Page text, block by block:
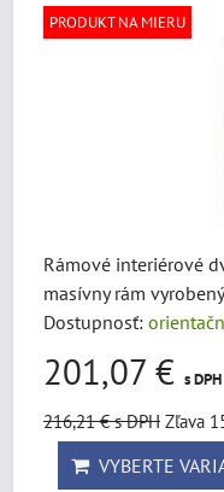
PRODUKT NA MIERU
Rámové interiérové
masívny rám
Dostupnosť:
201,07 € s DPH
216,21 €s DPH Zľava
VYBERTE